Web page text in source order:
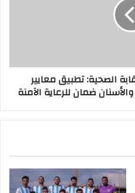
الصحية: تطبيق معايير
ضمان للرعاية الآمنة